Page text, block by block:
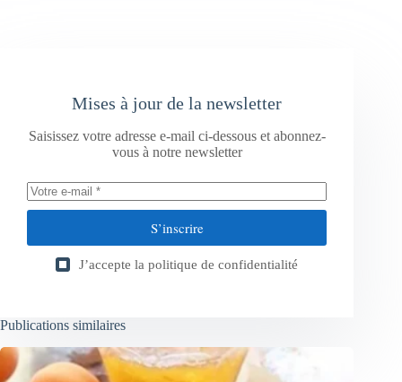
Mises à jour de la newsletter
Saisissez votre adresse e-mail ci-dessous et abonnez-
vous à notre newsletter
S’inscrire
J’accepte la politique de confidentialité
Publications similaires